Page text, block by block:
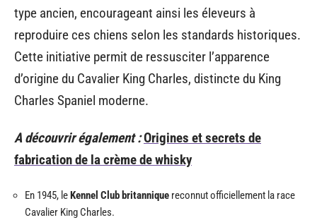
type ancien, encourageant ainsi les éleveurs à
reproduire ces chiens selon les standards historiques.
Cette initiative permit de ressusciter l’apparence
d’origine du Cavalier King Charles, distincte du King
Charles Spaniel moderne.
A découvrir également :Origines et secrets de
fabrication de la crème de whisky
En 1945, leKennel Club britannique reconnut officiellement la race
Cavalier King Charles.